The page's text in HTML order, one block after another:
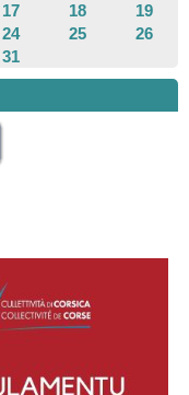
17 18
19
24 25
26
31